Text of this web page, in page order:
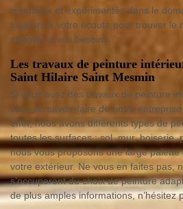
minutieux et expérimentés dans le
toujours à votre écoute pour trouver le
adaptée à vos besoins.
Les travaux de peinture
Saint Hilaire Saint Mesmin
Si vous avez des travaux de peinture
vous au savoir-faire de notre
effet, nous avons différents types de
toutes les surfaces : sol, mur, boiserie,
nous vous proposons une large
votre extérieur. Ne vous en faites pas,
s’occuperont du choix de peinture
de plus amples informations, n’hésitez